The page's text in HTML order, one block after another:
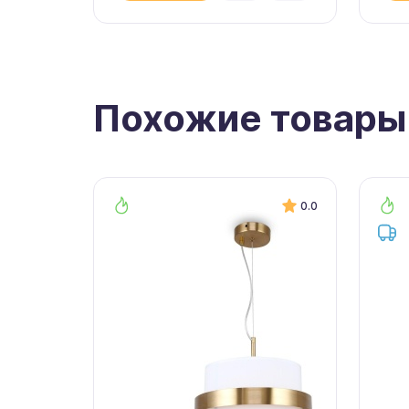
Похожие товары
0.0